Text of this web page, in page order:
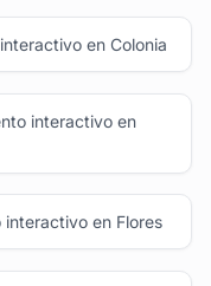
en Colonia
interactivo en
en Flores